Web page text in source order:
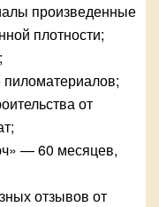
произведенные
плотности;
пиломатериалов;
от
— 60 месяцев,
отзывов от